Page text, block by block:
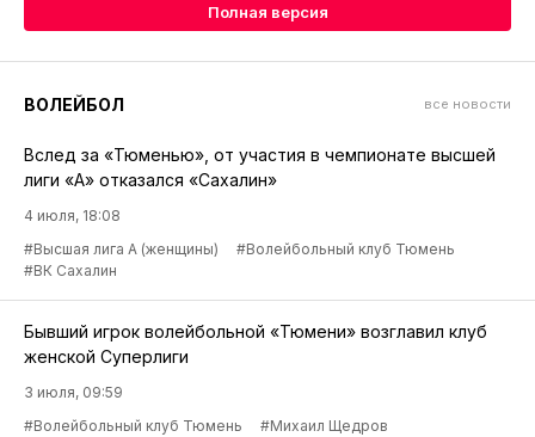
Полная версия
ВОЛЕЙБОЛ все новости
Вслед за «Тюменью», от участия в чемпионате высшей
лиги «А» отказался «Сахалин»
4 июля, 18:08
#Высшая лига А (женщины)
#Волейбольный клуб Тюмень
#ВК Сахалин
Бывший игрок волейбольной «Тюмени» возглавил клуб
женской Суперлиги
3 июля, 09:59
#Волейбольный клуб Тюмень
#Михаил Щедров